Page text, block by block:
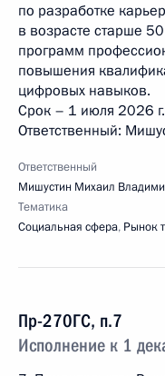
по разработке
в возрасте старше
программ
повышения
цифровых навыков.
Срок – 1 июля 2026 г.
Ответственный:
Ответственный
Мишустин Михаил
Тематика
Социальная сфера, Рынок
Пр-270ГС, п.7
Исполнение к 1